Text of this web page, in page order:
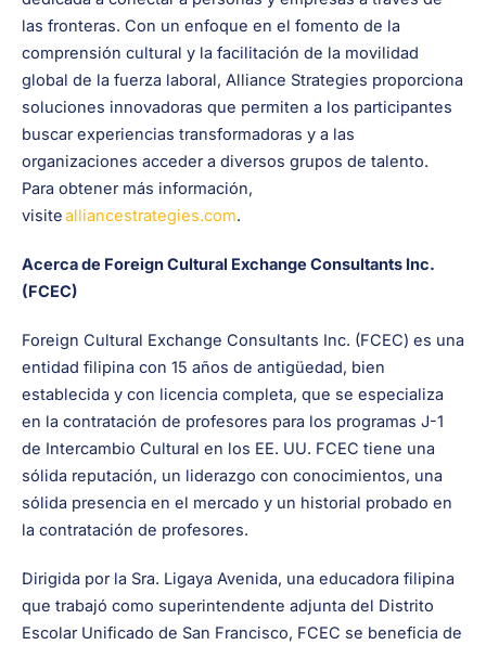
las fronteras. Con un enfoque en el fomento de la
comprensión cultural y la facilitación de la movilidad
global de la fuerza laboral, Alliance Strategies proporciona
soluciones innovadoras que permiten a los participantes
buscar experiencias transformadoras y a las
organizaciones acceder a diversos grupos de talento.
Para obtener más información,
visitealliancestrategies.com.
Acerca de Foreign Cultural Exchange Consultants Inc.
(FCEC)
Foreign Cultural Exchange Consultants Inc. (FCEC) es una
entidad filipina con 15 años de antigüedad, bien
establecida y con licencia completa, que se especializa
en la contratación de profesores para los programas J-1
de Intercambio Cultural en los EE. UU. FCEC tiene una
sólida reputación, un liderazgo con conocimientos, una
sólida presencia en el mercado y un historial probado en
la contratación de profesores.
Dirigida por la Sra. Ligaya Avenida, una educadora filipina
que trabajó como superintendente adjunta del Distrito
Escolar Unificado de San Francisco, FCEC se beneficia de